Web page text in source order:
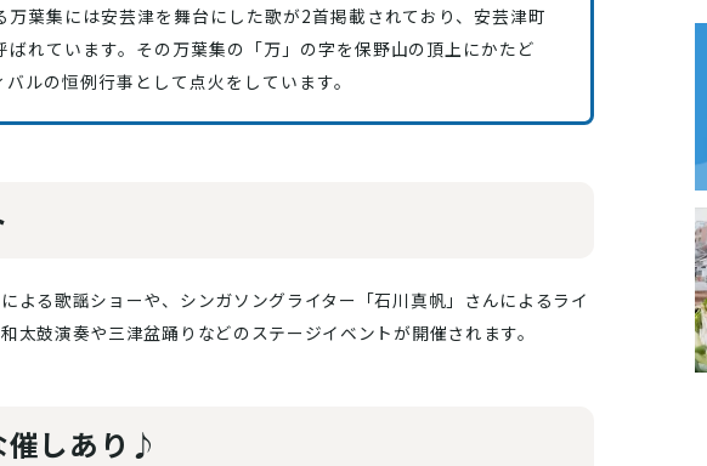
万葉集には安芸津を舞台にした歌が2首掲載されており、安芸津町
ばれています。その万葉集の「万」の字を保野山の頂上にかたど
ルの恒例行事として点火をしています。
よる歌謡ショーや、シンガソングライター「石川真帆」さんによるライ
太鼓演奏や三津盆踊りなどのステージイベントが開催されます。
催しあり♪